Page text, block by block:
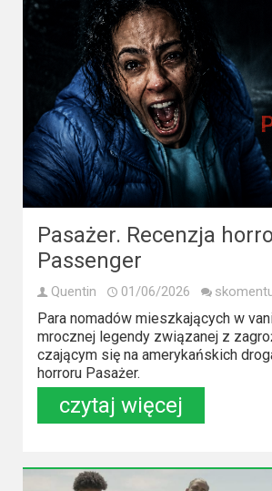
Pasażer. Recenzja
Passenger
Quentin 01/06/2026
Para nomadów mieszkających w
mrocznej legendy związanej z
czającym się na amerykańskich
horroru Pasażer.
czytaj więcej